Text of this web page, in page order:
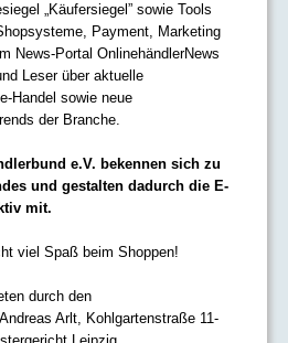
„Käufersiegel” sowie Tools
Payment, Marketing
News-Portal OnlinehändlerNews
Leser über aktuelle
Handel sowie neue
der Branche.
e.V. bekennen sich zu
und gestalten dadurch die E-
mit.
viel Spaß beim Shoppen!
durch den
Arlt, Kohlgartenstraße 11-